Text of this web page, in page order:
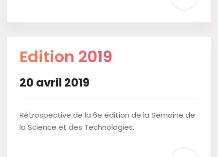
Edition 2019
20 avril 2019
Rétrospective de la 6e édition de la Semaine de
la Science et des Technologies.